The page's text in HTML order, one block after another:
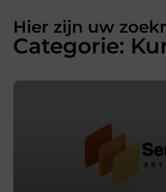
Hier zijn uw
Categorie: